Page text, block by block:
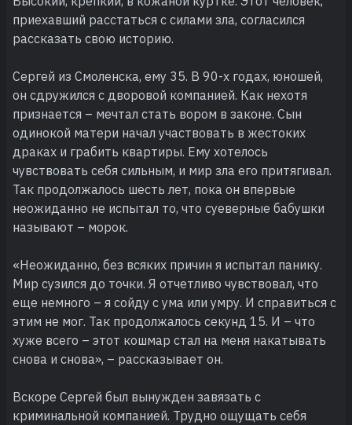
приехавший расстаться с силами зла, согласился
рассказать свою историю.
Сергей из Смоленска, ему 35. В 90-х годах, юношей,
он сдружился с дворовой компанией. Как нехотя
признается – мечтал стать вором в законе. Сын
одинокой матери начал участвовать в жестоких
драках и грабить квартиры. Ему хотелось
чувствовать себя сильным, и мир зла его притягивал.
Так продолжалось шесть лет, пока он впервые
неожиданно не испытал то, что суеверные бабушки
называют – морок.
«Неожиданно, без всяких причин я испытал панику.
Мир сузился до точки. Я отчетливо чувствовал, что
еще немного – я сойду с ума или умру. И справиться с
этим не мог. Так продолжалось секунд 15. И – что
хуже всего – этот кошмар стал на меня накатывать
снова и снова», – рассказывает он.
Вскоре Сергей был вынужден завязать с
криминальной компанией. Трудно ощущать себя